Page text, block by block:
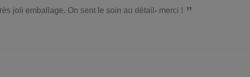
joli emballage. On sent le soin au détail- merci !